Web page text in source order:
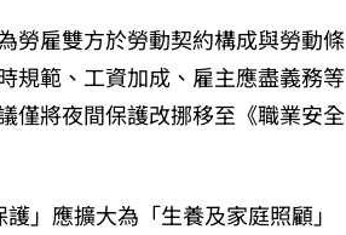
勞雇雙方於勞動契約構成與勞動條
規範、工資加成、雇主應盡義務等
僅將夜間保護改挪移至《職業安全
」應擴大為「生養及家庭照顧」